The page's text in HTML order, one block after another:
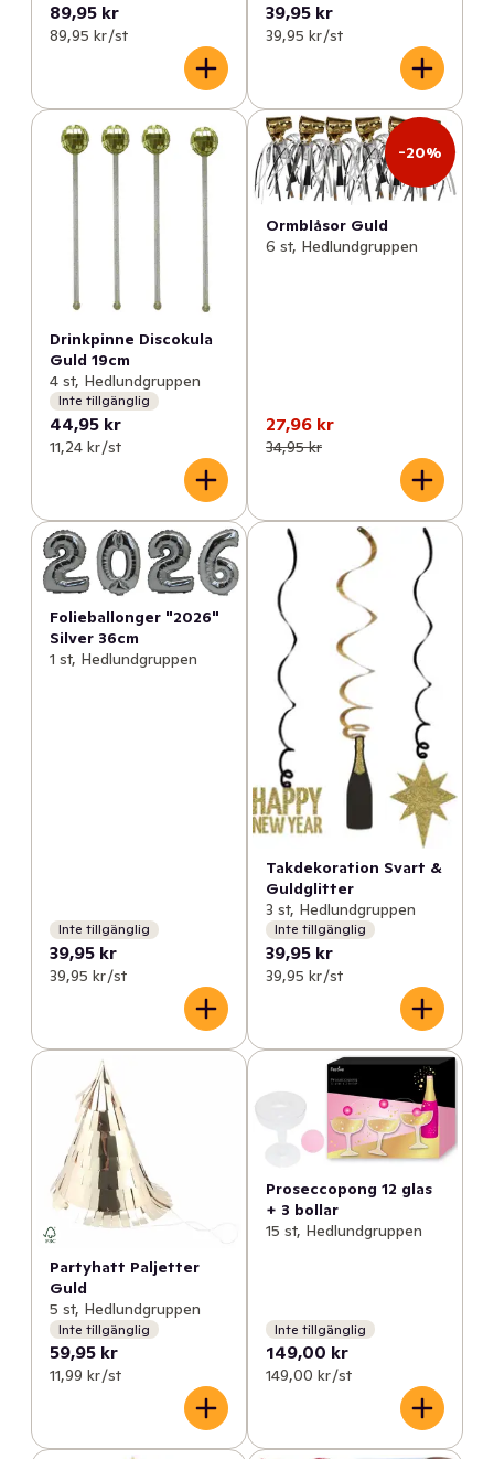
89,95 kr
89,95 kr /st
39,95 kr
39,95 kr /st
Drinkpinne Discokula
Guld 19cm
4 st, Hedlundgruppen
Inte tillgänglig
44,95 kr
11,24 kr /st
-20%
Ormblåsor Guld
6 st, Hedlundgruppen
27,96 kr
34,95 kr
Folieballonger "2026"
Silver 36cm
1 st, Hedlundgruppen
Inte tillgänglig
39,95 kr
39,95 kr /st
Takdekoration Svart &
Guldglitter
3 st, Hedlundgruppen
Inte tillgänglig
39,95 kr
39,95 kr /st
Partyhatt Paljetter
Guld
5 st, Hedlundgruppen
Inte tillgänglig
59,95 kr
11,99 kr /st
Proseccopong 12 glas
+ 3 bollar
15 st, Hedlundgruppen
Inte tillgänglig
149,00 kr
149,00 kr /st